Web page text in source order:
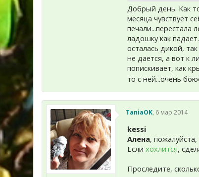
Добрый день. Как
месяца чувствует
печали...перестала
ладошку как
осталась дикой,
не дается, а вот к
попискивает, как
то с ней...очень
TaniaOK, 6 мар 2014
kessi
Алена,
Еслихохлится,
Проследите,